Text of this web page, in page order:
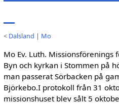
< Dalsland | Mo
Mo Ev. Luth.
Byn och kyrkan i Stommen på
man passerat Sörbacken på
Björkebo.I protokoll från 31
missionshuset blev sålt 5